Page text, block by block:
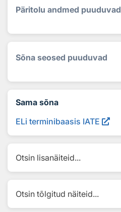
Päritolu andmed puuduvad
Sõna seosed puuduvad
Sama sõna
ELi terminibaasis IATE
Otsin lisanäiteid...
Otsin tõlgitud näiteid...